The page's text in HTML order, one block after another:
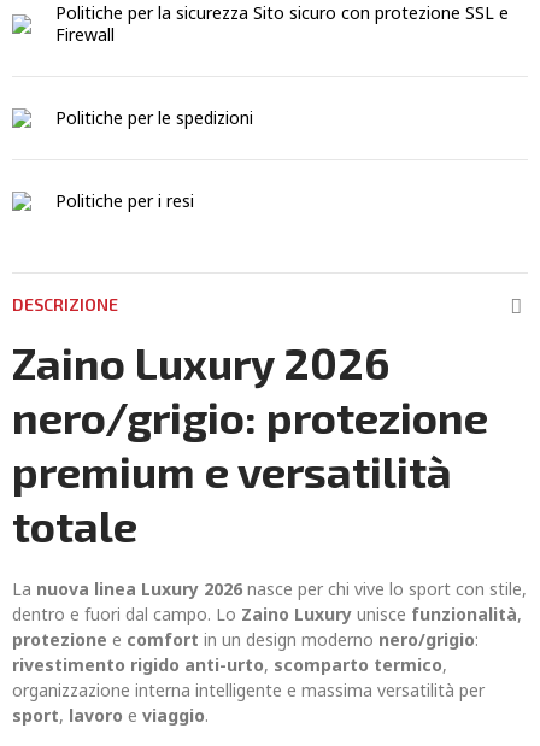
Politiche per la sicurezza Sito sicuro con protezione SSL e
Firewall
Politiche per le spedizioni
Politiche per i resi
DESCRIZIONE
Zaino Luxury 2026
nero/grigio: protezione
premium e versatilità
totale
La nuova linea Luxury 2026 nasce per chi vive lo sport con stile,
dentro e fuori dal campo. Lo Zaino Luxury unisce funzionalità,
protezione e comfort in un design moderno nero/grigio:
rivestimento rigido anti-urto, scomparto termico,
organizzazione interna intelligente e massima versatilità per
sport, lavoro e viaggio.